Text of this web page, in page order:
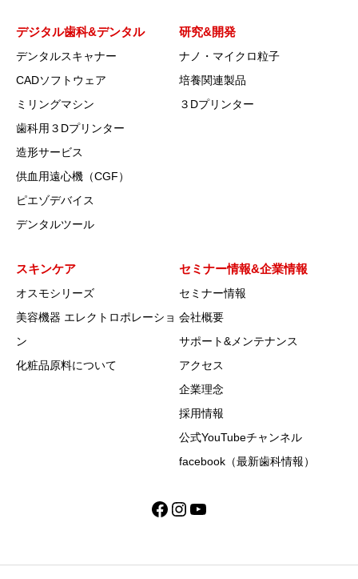
デジタル歯科&デンタル
デンタルスキャナー
CADソフトウェア
ミリングマシン
歯科用３Dプリンター
造形サービス
供血用遠心機（CGF）
ピエゾデバイス
デンタルツール
研究&開発
ナノ・マイクロ粒子
培養関連製品
３Dプリンター
スキンケア
オスモシリーズ
美容機器 エレクトロポレーショ
ン
化粧品原料について
セミナー情報&企業情報
セミナー情報
会社概要
サポート&メンテナンス
アクセス
企業理念
採用情報
公式YouTubeチャンネル
facebook（最新歯科情報）
Facebook
Instagram
YouTube